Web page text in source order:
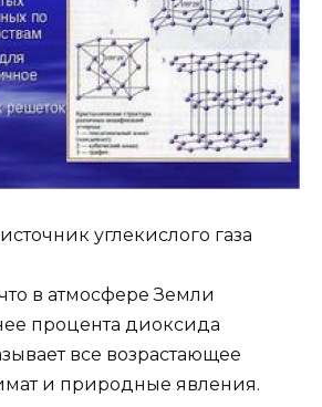
углекислого газа
в атмосфере Земли
процента диоксида
все возрастающее
и природные явления.